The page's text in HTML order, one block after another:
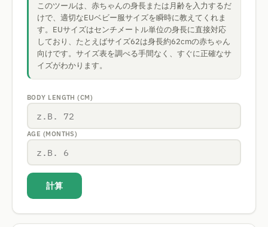
このツールは、赤ちゃんの身長または月齢を入力するだ
けで、適切なEUベビー服サイズを瞬時に教えてくれま
す。EUサイズはセンチメートル単位の身長に直接対応
しており、たとえばサイズ62は身長約62cmの赤ちゃん
向けです。サイズ表を調べる手間なく、すぐに正確なサ
イズがわかります。
BODY LENGTH (CM)
AGE (MONTHS)
計算